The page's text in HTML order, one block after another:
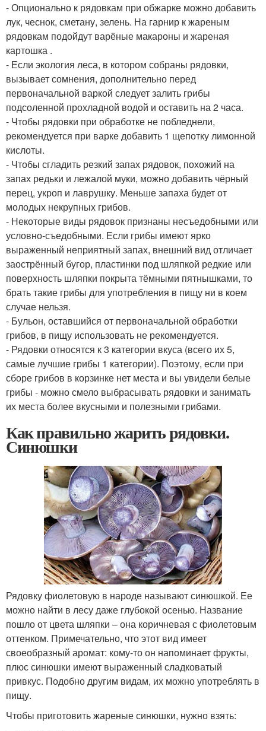
- Опционально к рядовкам при обжарке можно добавить
лук, чеснок, сметану, зелень. На гарнир к жареным
рядовкам подойдут варёные макароны и жареная
картошка .
- Если экология леса, в котором собраны рядовки,
вызывает сомнения, дополнительно перед
первоначальной варкой следует залить грибы
подсоленной прохладной водой и оставить на 2 часа.
- Чтобы рядовки при обработке не побледнели,
рекомендуется при варке добавить 1 щепотку лимонной
кислоты.
- Чтобы сгладить резкий запах рядовок, похожий на
запах редьки и лежалой муки, можно добавить чёрный
перец, укроп и лаврушку. Меньше запаха будет от
молодых некрупных грибов.
- Некоторые виды рядовок признаны несъедобными или
условно-съедобными. Если грибы имеют ярко
выраженный неприятный запах, внешний вид отличает
заострённый бугор, пластинки под шляпкой редкие или
поверхность шляпки покрыта тёмными пятнышками, то
брать такие грибы для употребления в пищу ни в коем
случае нельзя.
- Бульон, оставшийся от первоначальной обработки
грибов, в пищу использовать не рекомендуется.
- Рядовки относятся к 3 категории вкуса (всего их 5,
самые лучшие грибы 1 категории). Поэтому, если при
сборе грибов в корзинке нет места и вы увидели белые
грибы - можно смело выбрасывать рядовки и занимать
их места более вкусными и полезными грибами.
Как правильно жарить рядовки.
Синюшки
Рядовку фиолетовую в народе называют синюшкой. Ее
можно найти в лесу даже глубокой осенью. Название
пошло от цвета шляпки – она коричневая с фиолетовым
оттенком. Примечательно, что этот вид имеет
своеобразный аромат: кому-то он напоминает фрукты,
плюс синюшки имеют выраженный сладковатый
привкус. Подобно другим видам, их можно употреблять в
пищу.
Чтобы приготовить жареные синюшки, нужно взять: